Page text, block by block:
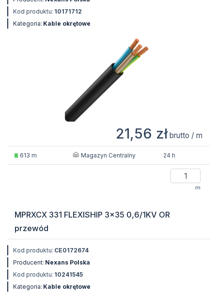
Kod produktu: 10171712
Kategoria: Kable okrętowe
21,56 zł brutto / m
613 m Magazyn Centralny 24 h
m
MPRXCX 331 FLEXISHIP 3x35 0,6/1KV OR
przewód
Kod produktu: CE0172674
Producent: Nexans Polska
Kod produktu: 10241545
Kategoria: Kable okrętowe